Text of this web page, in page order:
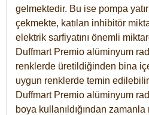
gelmektedir. Bu ise pompa
çekmekte, katılan inhibitör
elektrik sarfiyatını önemli
Duffmart Premio alüminyum
renklerde üretildiğinden bina
uygun renklerde temin
Duffmart Premio alüminyum
boya kullanıldığından